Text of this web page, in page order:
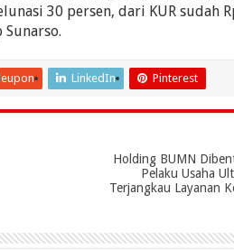
30 persen, dari KUR sudah
LinkedIn Pinterest
Holding BUMN
Pelaku Usaha
Terjangkau Layanan